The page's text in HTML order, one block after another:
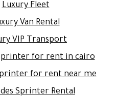
Luxury Fleet
Van Rental
VIP Transport
for rent in cairo
for rent near me
Sprinter Rental